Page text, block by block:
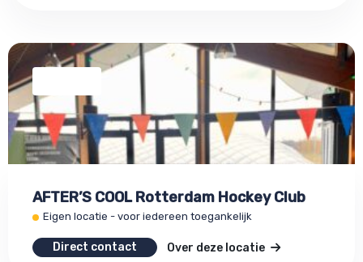
AFTER’S COOL Rotterdam Hockey Club
Eigen locatie - voor iedereen toegankelijk
Direct contact Over deze locatie